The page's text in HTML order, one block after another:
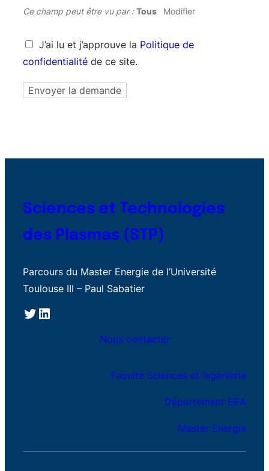
Ce champ peut être vu par :Tous Modifier
J’ai lu et j’approuve la Politique de
confidentialité de ce site.
Sciences et Technologies
des Plasmas (STP)
Parcours du Master Energie de l’Université
Toulouse III – Paul Sabatier
Twitter LinkedIn
Nous contacter
Faculté Sciences et Ingénierie
Département EEA
Master Energie